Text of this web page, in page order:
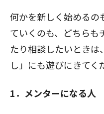
何かを新しく始めるの
ていくのも、どちらも
たり相談したいとき
し」にも遊びにきてく
1．メンターになる人